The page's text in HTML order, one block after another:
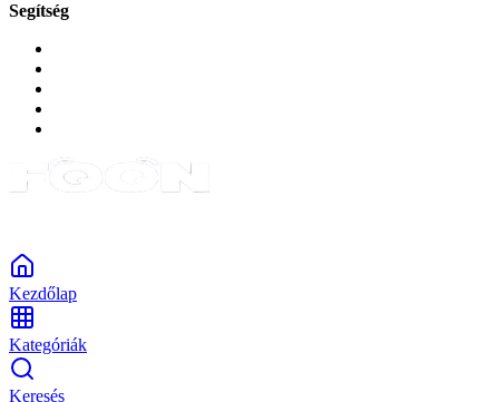
Segítség
Kezdőlap
Kategóriák
Keresés